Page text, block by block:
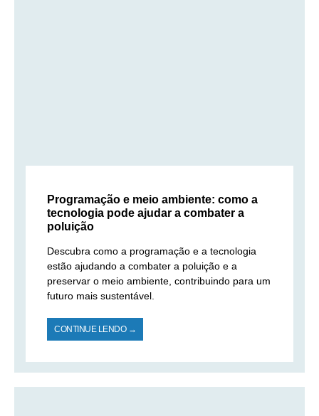
Programação e meio ambiente: como a
tecnologia pode ajudar a combater a
poluição
Descubra como a programação e a tecnologia
estão ajudando a combater a poluição e a
preservar o meio ambiente, contribuindo para um
futuro mais sustentável.
CONTINUE LENDO →